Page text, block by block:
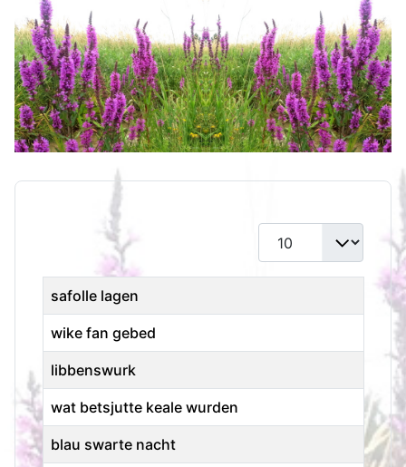
Toon #
Titel
safolle lagen
wike fan gebed
libbenswurk
wat betsjutte keale wurden
blau swarte nacht